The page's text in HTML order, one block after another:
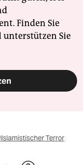
Finden Sie
unterstützen Sie
Terror